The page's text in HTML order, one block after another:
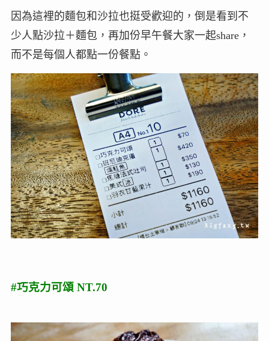
因為這裡的麵包和沙拉也挺受歡迎的，倒是看到不
少人點沙拉＋麵包，再加份早午餐大家一起share，
而不是每個人都點一份餐點。
#巧克力可頌 NT.70